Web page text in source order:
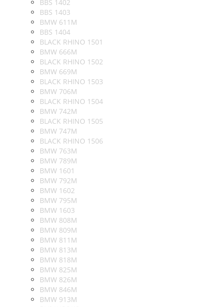
BBS 1402
BBS 1403
BMW 611M
BBS 1404
BLACK RHINO 1501
BMW 666M
BLACK RHINO 1502
BMW 669M
BLACK RHINO 1503
BMW 706M
BLACK RHINO 1504
BMW 742M
BLACK RHINO 1505
BMW 747M
BLACK RHINO 1506
BMW 763M
BMW 789M
BMW 1601
BMW 792M
BMW 1602
BMW 795M
BMW 1603
BMW 808M
BMW 809M
BMW 811M
BMW 813M
BMW 818M
BMW 825M
BMW 826M
BMW 846M
BMW 913M